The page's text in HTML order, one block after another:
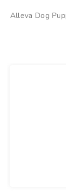
Alleva Dog